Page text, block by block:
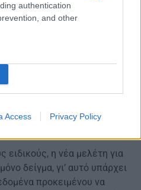
authentication
and other
Access Privacy Policy
η νέα μελέτη για
δείγμα, γι’ αυτό υπάρχει
προκειμένου να